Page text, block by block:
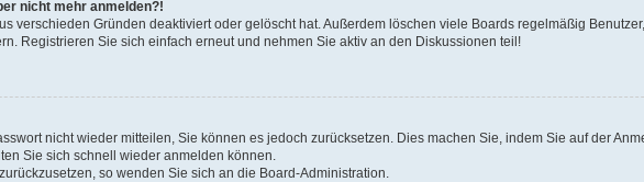
nicht mehr anmelden?!
verschieden Gründen deaktiviert oder gelöscht hat. Außerdem löschen viele Boards regelmäßig
Registrieren Sie sich einfach erneut und nehmen Sie aktiv an den Diskussionen teil!
nicht wieder mitteilen, Sie können es jedoch zurücksetzen. Dies machen Sie, indem Sie auf der
Sie sich schnell wieder anmelden können.
so wenden Sie sich an die Board-Administration.